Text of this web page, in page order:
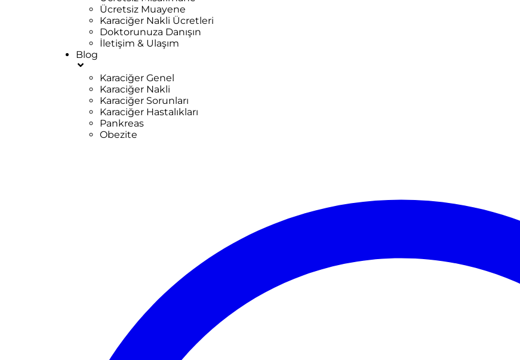
Ücretsiz Muayene
Karaciğer Nakli Ücretleri
Doktorunuza Danışın
İletişim & Ulaşım
Blog
Karaciğer Genel
Karaciğer Nakli
Karaciğer Sorunları
Karaciğer Hastalıkları
Pankreas
Obezite